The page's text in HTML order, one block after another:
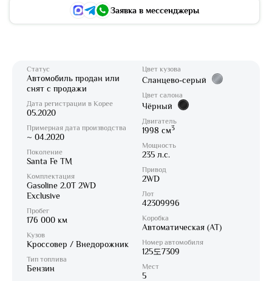
Заявка в мессенджеры
Статус
Автомобиль продан или
снят с продажи
Дата регистрации в Корее
05.2020
Примерная дата производства
~ 04.2020
Поколение
Santa Fe TM
Комплектация
Gasoline 2.0T 2WD
Exclusive
Пробег
176 000 км
Кузов
Кроссовер / Внедорожник
Тип топлива
Бензин
Цвет кузова
Сланцево-серый
Цвет салона
Чёрный
Двигатель
1998 см3
Мощность
235 л.с.
Привод
2WD
Лот
42309996
Коробка
Автоматическая (AT)
Номер автомобиля
125도7309
Мест
5